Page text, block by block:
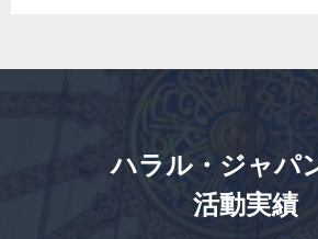
ハラル・ジャパ
活動実績